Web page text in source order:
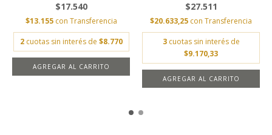
$17.540
$13.155 con Transferencia
2 cuotas sin interés de $8.770
AGREGAR AL CARRITO
$27.511
$20.633,25 con Transferencia
3 cuotas sin interés de
$9.170,33